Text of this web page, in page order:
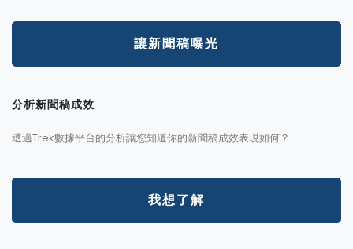
讓新聞稿曝光
分析新聞稿成效
透過Trek數據平台的分析讓您知道你的新聞稿成效表現如何？
我想了解